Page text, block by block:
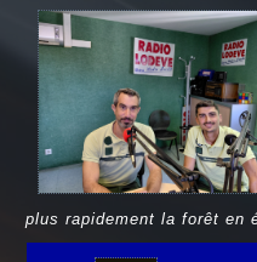
plus rapidement la forêt en